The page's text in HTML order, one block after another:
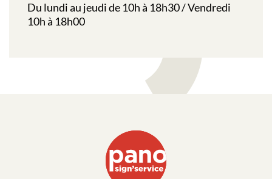
Du lundi au jeudi de 10h à 18h30 / Vendredi
10h à 18h00